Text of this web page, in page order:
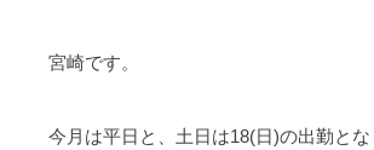
宮崎です。
今月は平日と、土日は18(日)の出勤とな